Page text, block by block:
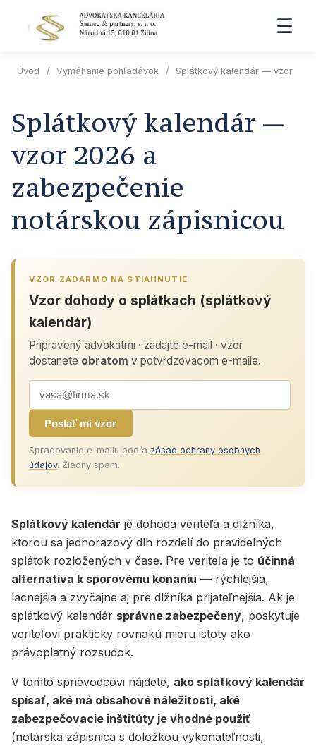
☰
Úvod / Vymáhanie pohľadávok / Splátkový kalendár — vzor
Splátkový kalendár —
vzor 2026 a
zabezpečenie
notárskou zápisnicou
VZOR ZADARMO NA STIAHNUTIE
Vzor dohody o splátkach (splátkový
kalendár)
Pripravený advokátmi · zadajte e-mail · vzor
dostanete obratom v potvrdzovacom e-maile.
Poslať mi vzor
Spracovanie e-mailu podľa zásad ochrany osobných
údajov. Žiadny spam.
Splátkový kalendár je dohoda veriteľa a dlžníka,
ktorou sa jednorazový dlh rozdelí do pravidelných
splátok rozložených v čase. Pre veriteľa je to účinná
alternatíva k sporovému konaniu — rýchlejšia,
lacnejšia a zvyčajne aj pre dlžníka prijateľnejšia. Ak je
splátkový kalendár správne zabezpečený, poskytuje
veriteľovi prakticky rovnakú mieru istoty ako
právoplatný rozsudok.
V tomto sprievodcovi nájdete, ako splátkový kalendár
spísať, aké má obsahové náležitosti, aké
zabezpečovacie inštitúty je vhodné použiť
(notárska zápisnica s doložkou vykonateľnosti,